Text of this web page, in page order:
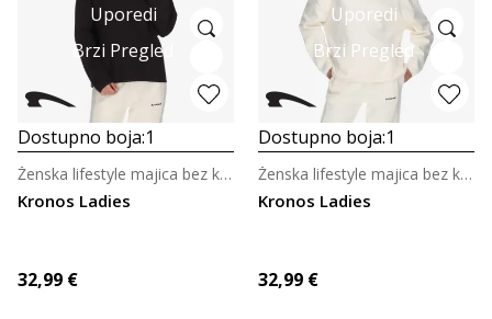
Uporedi
Brzi Pregled
Dostupno boja:1
Kronos Ladies
Ženska lifestyle majica bez kragne
32,99 €
Uporedi
Brzi Pregled
Dostupno boja:1
Kronos Ladies
Ženska lifestyle majica bez kragne
32,99 €